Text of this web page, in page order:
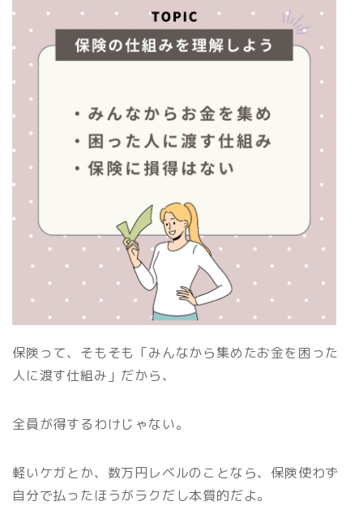
保険って、そもそも「みんなから集めたお金を困った
人に渡す仕組み」だから、
全員が得するわけじゃない。
軽いケガとか、数万円レベルのことなら、保険使わず
自分で払ったほうがラクだし本質的だよ。